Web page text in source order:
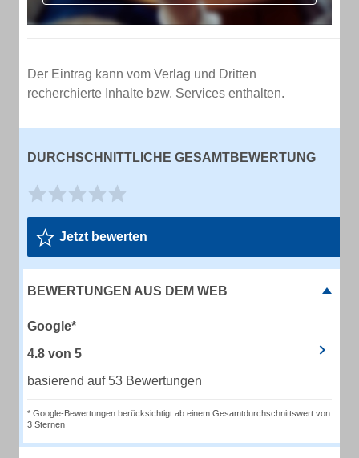
Der Eintrag kann vom Verlag und Dritten
recherchierte Inhalte bzw. Services enthalten.
DURCHSCHNITTLICHE GESAMTBEWERTUNG
Jetzt bewerten
BEWERTUNGEN AUS DEM WEB
Google*
4.8 von 5
basierend auf 53 Bewertungen
* Google-Bewertungen berücksichtigt ab einem Gesamtdurchschnittswert von
3 Sternen